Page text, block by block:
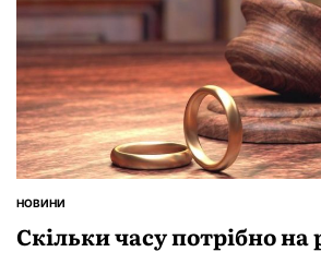
ОПУБЛІКУВАТИ
НОВИНИ
Скільки часу потрібно на